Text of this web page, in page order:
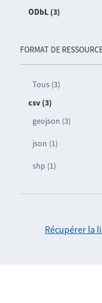
ODbL (3)
FORMAT DE
Tous (3)
csv (3)
geojson (3)
json (1)
shp (1)
Récupérer la